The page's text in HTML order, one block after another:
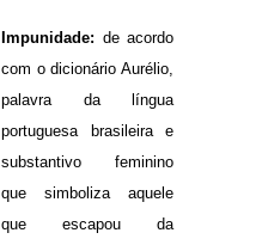
Impunidade: de acordo
com o dicionário Aurélio,
palavra da língua
portuguesa brasileira e
substantivo feminino
que simboliza aquele
que escapou da